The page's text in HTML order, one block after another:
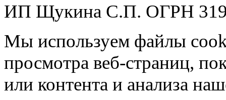
ИП Щукина С.П. ОГРН
Мы используем файлы
просмотра веб-страниц,
или контента и анализа